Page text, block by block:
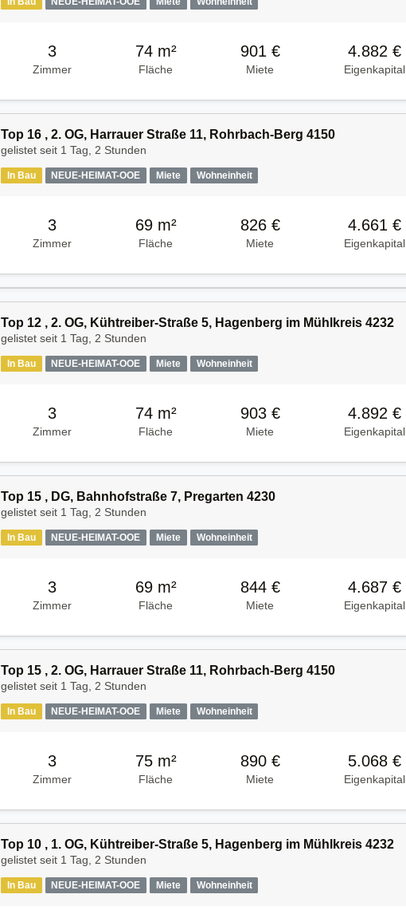
3
Zimmer
74 m²
Fläche
901 €
Miete
4.882 €
Eigenkapital
Top 16 , 2. OG, Harrauer Straße 11, Rohrbach-Berg 4150
gelistet seit 1 Tag, 2 Stunden
In Bau NEUE-HEIMAT-OOE Miete Wohneinheit
3
Zimmer
69 m²
Fläche
826 €
Miete
4.661 €
Eigenkapital
Top 12 , 2. OG, Kühtreiber-Straße 5, Hagenberg im Mühlkreis 4232
gelistet seit 1 Tag, 2 Stunden
In Bau NEUE-HEIMAT-OOE Miete Wohneinheit
3
Zimmer
74 m²
Fläche
903 €
Miete
4.892 €
Eigenkapital
Top 15 , DG, Bahnhofstraße 7, Pregarten 4230
gelistet seit 1 Tag, 2 Stunden
In Bau NEUE-HEIMAT-OOE Miete Wohneinheit
3
Zimmer
69 m²
Fläche
844 €
Miete
4.687 €
Eigenkapital
Top 15 , 2. OG, Harrauer Straße 11, Rohrbach-Berg 4150
gelistet seit 1 Tag, 2 Stunden
In Bau NEUE-HEIMAT-OOE Miete Wohneinheit
3
Zimmer
75 m²
Fläche
890 €
Miete
5.068 €
Eigenkapital
Top 10 , 1. OG, Kühtreiber-Straße 5, Hagenberg im Mühlkreis 4232
gelistet seit 1 Tag, 2 Stunden
In Bau NEUE-HEIMAT-OOE Miete Wohneinheit